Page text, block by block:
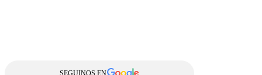
SEGUINOS EN